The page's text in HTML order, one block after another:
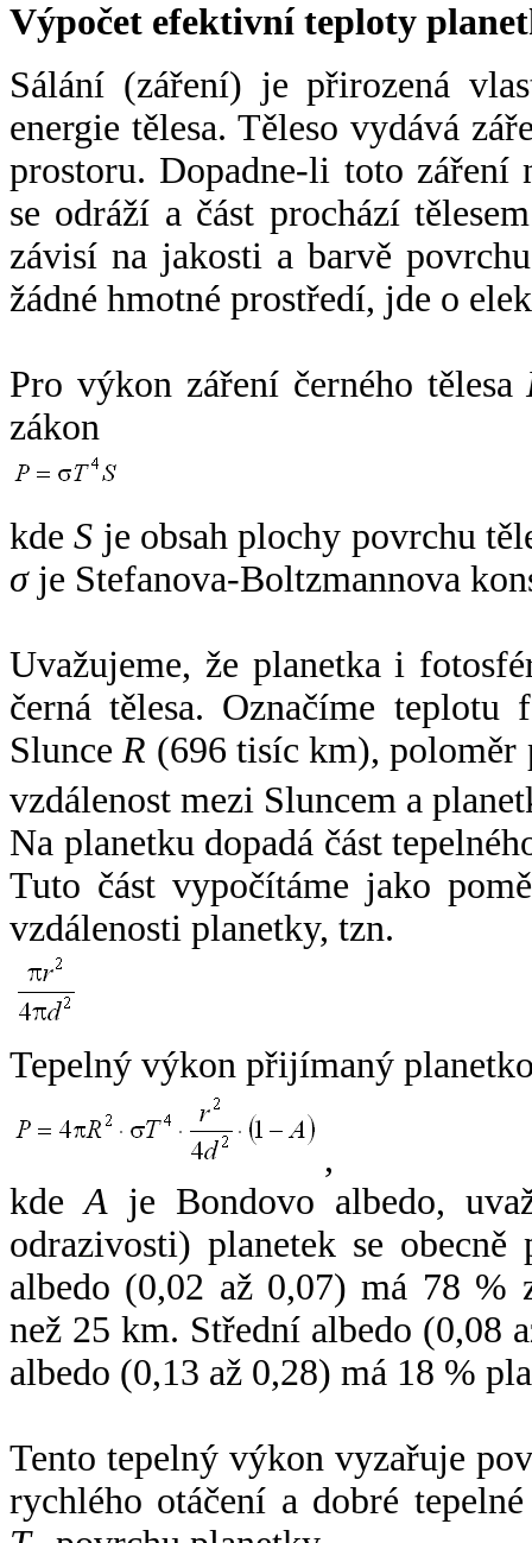
Výpočet efektivní teploty
Sálání (záření) je přirozená
energie tělesa. Těleso vydává
prostoru. Dopadne-li toto záření
se odráží a část prochází
závisí na jakosti a barvě
žádné hmotné prostředí, jde o
Pro výkon záření černého tělesa
zákon
kdeS je obsah plochy povrchu
σje Stefanova-Boltzmannova
Uvažujeme, že planetka i
černá tělesa. Označíme
SlunceR (696 tisíc km),
vzdálenost mezi Sluncem a
Na planetku dopadá část
Tuto část vypočítáme jako
vzdálenosti planetky, tzn.
Tepelný výkon přijímaný
,
kdeA je Bondovo albedo,
odrazivosti) planetek se
albedo (0,02 až 0,07) má 78 %
než 25 km. Střední albedo (0,08
albedo (0,13 až 0,28) má 18 %
Tento tepelný výkon vyzařuje
rychlého otáčení a dobré